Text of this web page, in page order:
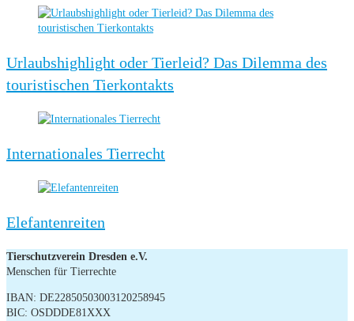
Urlaubshighlight oder Tierleid? Das Dilemma des
touristischen Tierkontakts
Internationales Tierrecht
Elefantenreiten
Tierschutzverein Dresden e.V.
Menschen für Tierrechte
IBAN: DE22850503003120258945
BIC: OSDDDE81XXX